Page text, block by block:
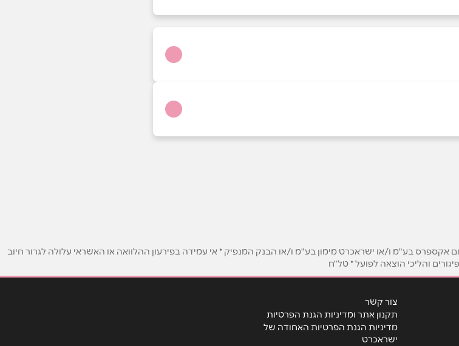
בע"מ ו/או ישראכרט מימון בע"מ ו/או הבנק המנפיק * אי עמידה בפירעון ההלוואה או האשראי עלולה לגרור חיוב
והליכי הוצאה לפועל * טל"ח
צור קשר
תקנון אתר ומדיניות הגנת הפרטיות
מדיניות הגנת הפרטיות האחודה של
ישראכרט